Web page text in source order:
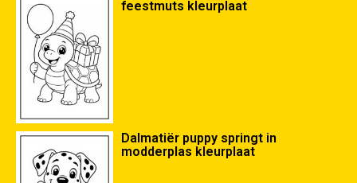
feestmuts kleurplaat
Dalmatiër puppy springt in
modderplas kleurplaat